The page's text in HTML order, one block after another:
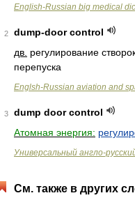
English-Russian big medical
2
dump-door control
дв. регулирование
перепуска
Englsh-Russian aviation and
3
dump door control
Атомная энергия:
Универсальный англо-
См. также в других